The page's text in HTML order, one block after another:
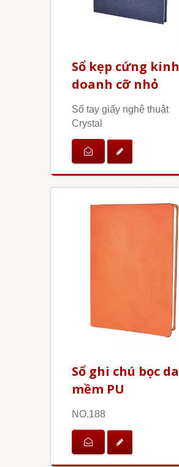
Sổ kẹp cứng kinh
doanh cỡ nhỏ
Sổ tay giấy nghệ thuật
Crystal
Sổ ghi chú bọc da
mềm PU
NO.188